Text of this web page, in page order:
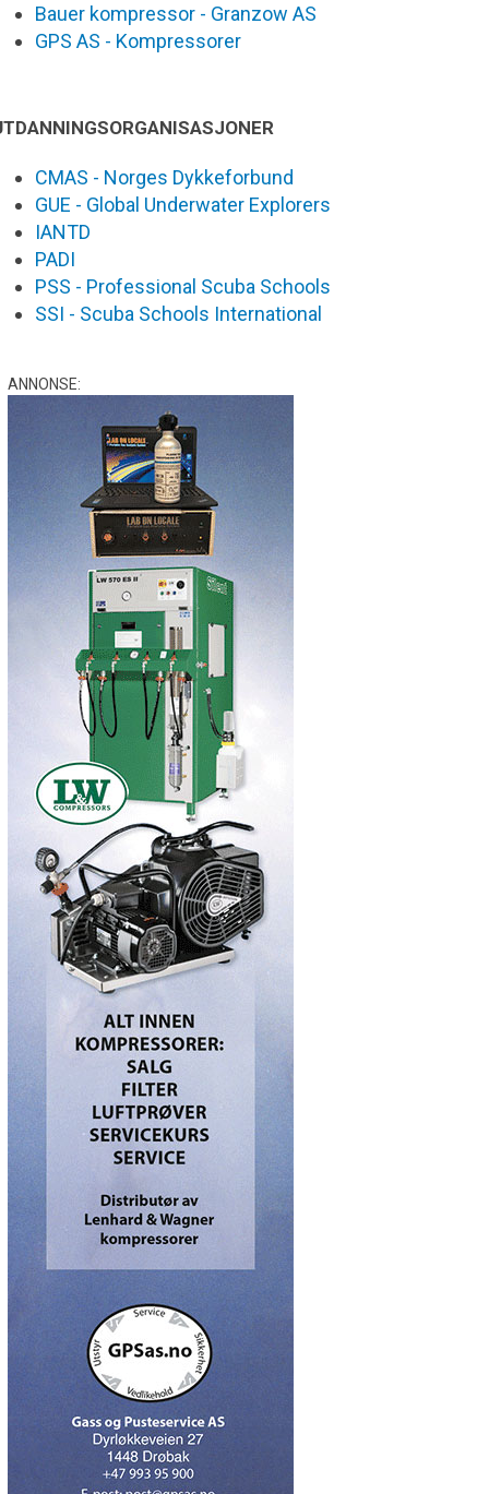
Bauer kompressor - Granzow AS
GPS AS - Kompressorer
CMAS - Norges Dykkeforbund
GUE - Global Underwater Explorers
IANTD
PADI
PSS - Professional Scuba Schools
SSI - Scuba Schools International
ANNONSE: